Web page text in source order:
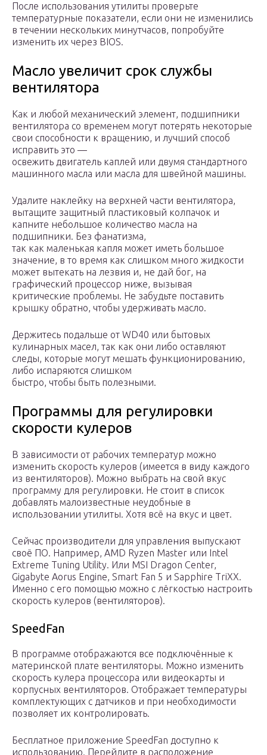
После использования утилиты проверьте
температурные показатели, если они не изменились
в течении нескольких минутчасов, попробуйте
изменить их через BIOS.
Масло увеличит срок службы
вентилятора
Как и любой механический элемент, подшипники
вентилятора со временем могут потерять некоторые
свои способности к вращению, и лучший способ
исправить это —
освежить двигатель каплей или двумя стандартного
машинного масла или масла для швейной машины.
Удалите наклейку на верхней части вентилятора,
вытащите защитный пластиковый колпачок и
капните небольшое количество масла на
подшипники. Без фанатизма,
так как маленькая капля может иметь большое
значение, в то время как слишком много жидкости
может вытекать на лезвия и, не дай бог, на
графический процессор ниже, вызывая
критические проблемы. Не забудьте поставить
крышку обратно, чтобы удерживать масло.
Держитесь подальше от WD40 или бытовых
кулинарных масел, так как они либо оставляют
следы, которые могут мешать функционированию,
либо испаряются слишком
быстро, чтобы быть полезными.
Программы для регулировки
скорости кулеров
В зависимости от рабочих температур можно
изменить скорость кулеров (имеется в виду каждого
из вентиляторов). Можно выбрать на свой вкус
программу для регулировки. Не стоит в список
добавлять малоизвестные неудобные в
использовании утилиты. Хотя всё на вкус и цвет.
Сейчас производители для управления выпускают
своё ПО. Например, AMD Ryzen Master или Intel
Extreme Tuning Utility. Или MSI Dragon Center,
Gigabyte Aorus Engine, Smart Fan 5 и Sapphire TriXX.
Именно с его помощью можно с лёгкостью настроить
скорость кулеров (вентиляторов).
SpeedFan
В программе отображаются все подключённые к
материнской плате вентиляторы. Можно изменить
скорость кулера процессора или видеокарты и
корпусных вентиляторов. Отображает температуры
комплектующих с датчиков и при необходимости
позволяет их контролировать.
Бесплатное приложение SpeedFan доступно к
использованию. Перейдите в расположение